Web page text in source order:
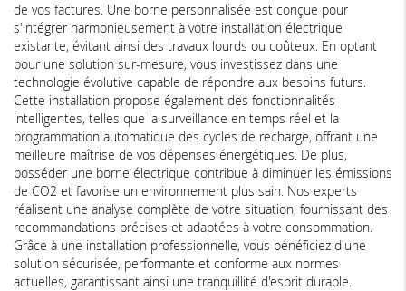
de vos factures. Une borne personnalisée est conçue pour
s'intégrer harmonieusement à votre installation électrique
existante, évitant ainsi des travaux lourds ou coûteux. En optant
pour une solution sur-mesure, vous investissez dans une
technologie évolutive capable de répondre aux besoins futurs.
Cette installation propose également des fonctionnalités
intelligentes, telles que la surveillance en temps réel et la
programmation automatique des cycles de recharge, offrant une
meilleure maîtrise de vos dépenses énergétiques. De plus,
posséder une borne électrique contribue à diminuer les émissions
de CO2 et favorise un environnement plus sain. Nos experts
réalisent une analyse complète de votre situation, fournissant des
recommandations précises et adaptées à votre consommation.
Grâce à une installation professionnelle, vous bénéficiez d'une
solution sécurisée, performante et conforme aux normes
actuelles, garantissant ainsi une tranquillité d'esprit durable.